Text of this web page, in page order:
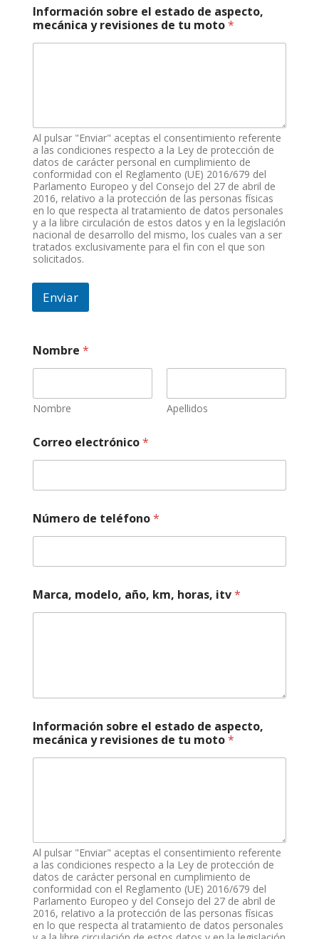
Información sobre el estado de aspecto,
mecánica y revisiones de tu moto*
Al pulsar "Enviar" aceptas el consentimiento referente
a las condiciones respecto a la Ley de protección de
datos de carácter personal en cumplimiento de
conformidad con el Reglamento (UE) 2016/679 del
Parlamento Europeo y del Consejo del 27 de abril de
2016, relativo a la protección de las personas físicas
en lo que respecta al tratamiento de datos personales
y a la libre circulación de estos datos y en la legislación
nacional de desarrollo del mismo, los cuales van a ser
tratados exclusivamente para el fin con el que son
solicitados.
Enviar
Nombre *
Nombre Apellidos
o
m
r
k
m
,
Correo electrónico*
Número de teléfono*
Marca, modelo, año, km, horas, itv*
Información sobre el estado de aspecto,
mecánica y revisiones de tu moto*
Al pulsar "Enviar" aceptas el consentimiento referente
a las condiciones respecto a la Ley de protección de
datos de carácter personal en cumplimiento de
conformidad con el Reglamento (UE) 2016/679 del
Parlamento Europeo y del Consejo del 27 de abril de
2016, relativo a la protección de las personas físicas
en lo que respecta al tratamiento de datos personales